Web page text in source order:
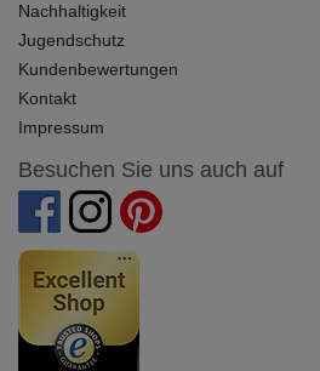
Nachhaltigkeit
Jugendschutz
Kundenbewertungen
Kontakt
Impressum
Besuchen Sie uns auch auf